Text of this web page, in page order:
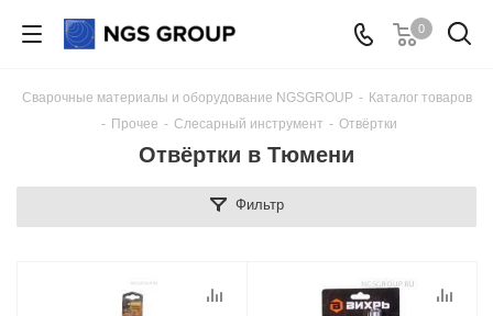
0
Сварочные материалы и оборудование NGSGROUP - Каталог товаров
- Прочее - Слесарный инструмент - Отвёртки
Отвёртки в Тюмени
Фильтр